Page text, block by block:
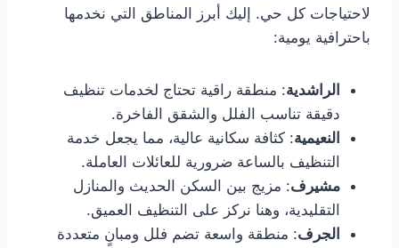
لاحتياجات كل حي. إليك أبرز المناطق التي نخدمها
باحترافية يومية:
الراشدية: منطقة راقية تحتاج لخدمات تنظيف
دقيقة تناسب الفلل والشقق الفاخرة.
النعيمية: كثافة سكانية عالية، مما يجعل خدمة
التنظيف بالساعة ضرورية للعائلات العاملة.
مشيرف: مزيج بين السكن الحديث والمنازل
التقليدية، وهنا نركز على التنظيف العميق.
الجرف: منطقة واسعة تضم فلل ومبانٍ متعددة